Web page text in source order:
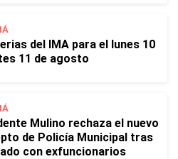
del IMA para el lunes 10
11 de agosto
Mulino rechaza el nuevo
de Policía Municipal tras
con exfuncionarios